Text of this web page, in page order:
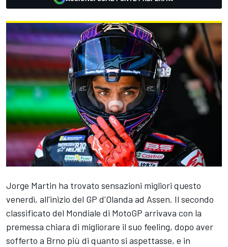
Jorge Martin ha trovato sensazioni migliori questo
venerdì, all'inizio del GP d'Olanda ad Assen. Il secondo
classificato del Mondiale di MotoGP arrivava con la
premessa chiara di migliorare il suo feeling, dopo aver
sofferto a Brno più di quanto si aspettasse, e in